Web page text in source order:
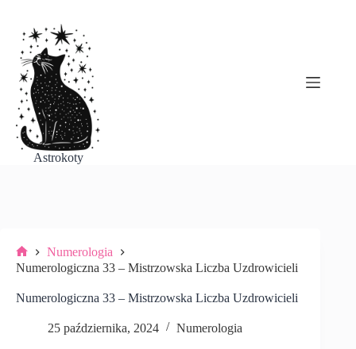
treści
Astrokoty
Strona
Numerologia
Numerologiczna 33 – Mistrzowska Liczba Uzdrowicieli
Numerologiczna 33 – Mistrzowska Liczba Uzdrowicieli
25 października, 2024 Numerologia